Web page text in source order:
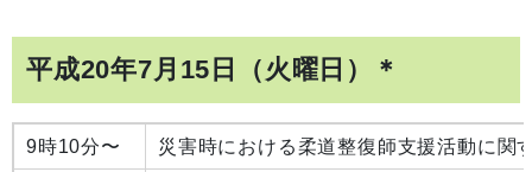
平成20年7月15日（火曜日）＊
9時10分〜 災害時における柔道整復師支援活動に関